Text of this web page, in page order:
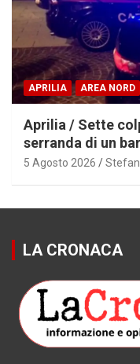
APRILIA AREA NORD
Aprilia / Sette
serranda di un
5 Agosto 2026
LA CRONACA